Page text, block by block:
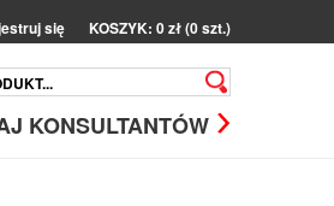
się KOSZYK: 0 zł (0 szt.)
KONSULTANTÓW